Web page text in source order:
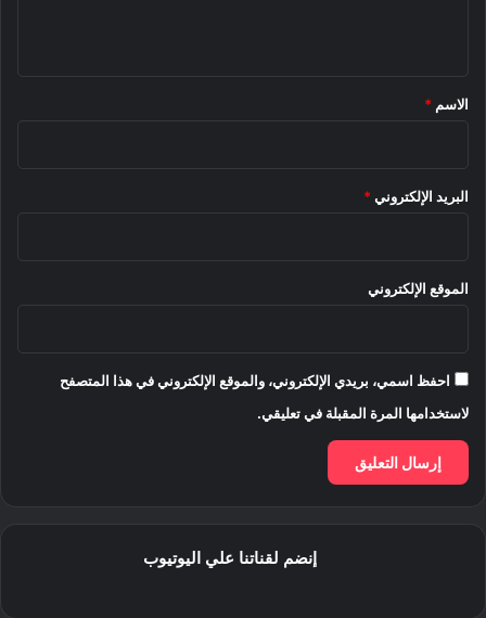
*
الاسم *
البريد الإلكتروني *
الموقع الإلكتروني
احفظ اسمي، بريدي الإلكتروني، والموقع الإلكتروني في هذا المتصفح
لاستخدامها المرة المقبلة في تعليقي.
إنضم لقناتنا علي اليوتيوب